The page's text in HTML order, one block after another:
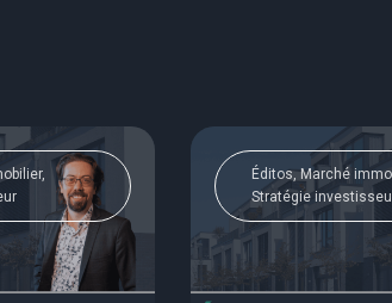
Éditos, Marché
Stratégie